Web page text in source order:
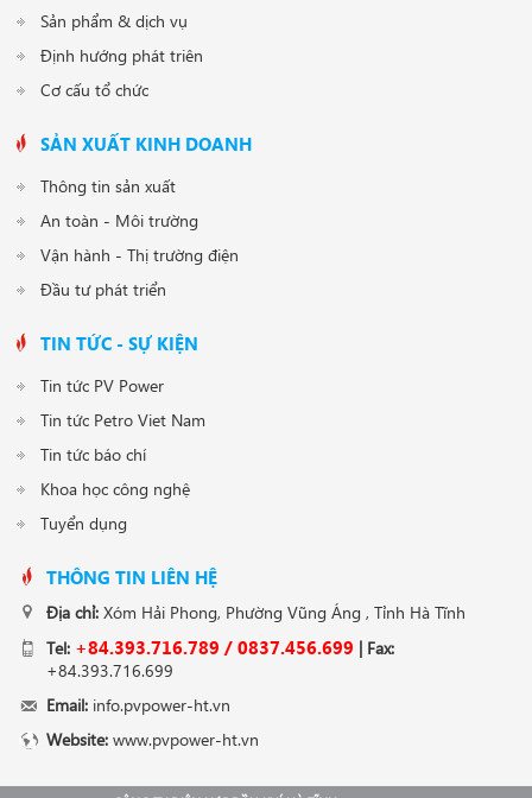
Sản phẩm & dịch vụ
Định hướng phát triên
Cơ cấu tổ chức
SẢN XUẤT KINH DOANH
Thông tin sản xuất
An toàn - Môi trường
Vận hành - Thị trường điện
Đầu tư phát triển
TIN TỨC - SỰ KIỆN
Tin tức PV Power
Tin tức Petro Viet Nam
Tin tức báo chí
Khoa học công nghệ
Tuyển dụng
THÔNG TIN LIÊN HỆ
Địa chỉ: Xóm Hải Phong, Phường Vũng Áng , Tỉnh Hà Tĩnh
Tel: +84.393.716.789 / 0837.456.699 | Fax:
+84.393.716.699
Email: info.pvpower-ht.vn
Website: www.pvpower-ht.vn